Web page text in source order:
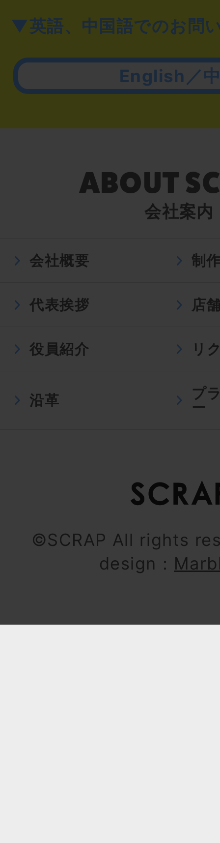
▼英語、中国語でのお問
English／
会社案内
会社概要 制
代表挨拶 店
役員紹介 リ
沿革
プ
ー
©SCRAP All rights
design：